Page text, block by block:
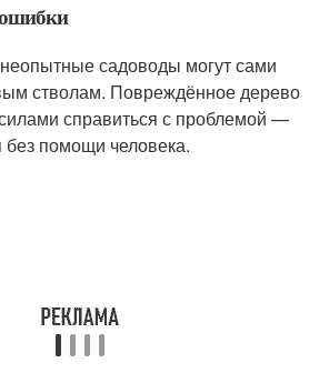
садоводы могут сами
стволам. Повреждённое дерево
справиться с проблемой —
без помощи человека.